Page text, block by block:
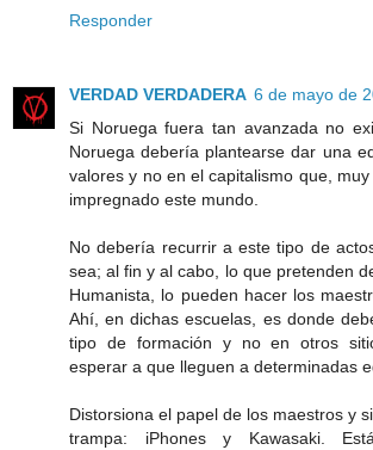
Responder
VERDAD VERDADERA 6 de mayo de
Si Noruega fuera tan avanzada no
Noruega debería plantearse dar una
valores y no en el capitalismo que,
impregnado este mundo.
No debería recurrir a este tipo de
sea; al fin y al cabo, lo que pretenden
Humanista, lo pueden hacer los
Ahí, en dichas escuelas, es donde
tipo de formación y no en otros
esperar a que lleguen a determinadas
Distorsiona el papel de los maestros y
trampa: iPhones y Kawasaki.